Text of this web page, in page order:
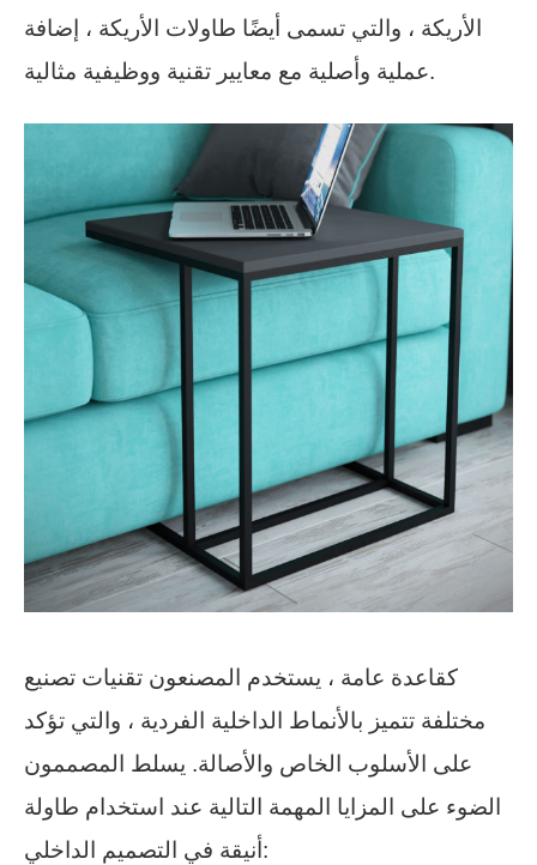
الأريكة ، والتي تسمى أيضًا طاولات الأريكة ، إضافة
عملية وأصلية مع معايير تقنية ووظيفية مثالية.
كقاعدة عامة ، يستخدم المصنعون تقنيات تصنيع
مختلفة تتميز بالأنماط الداخلية الفردية ، والتي تؤكد
على الأسلوب الخاص والأصالة. يسلط المصممون
الضوء على المزايا المهمة التالية عند استخدام طاولة
أنيقة في التصميم الداخلي: